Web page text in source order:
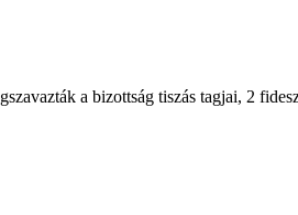
a bizottság tiszás tagjai, 2